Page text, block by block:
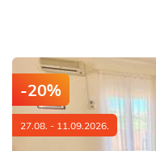
-20%
27.08. - 11.09.2026.